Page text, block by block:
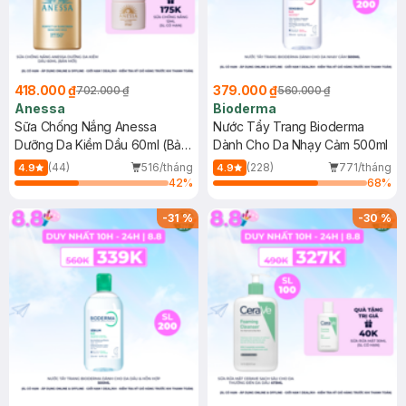
418.000 ₫702.000 ₫
Anessa
Sữa Chống Nắng Anessa
Dưỡng Da Kiềm Dầu 60ml (Bản
Mới)
4.9 (44)
516/tháng
42%
379.000 ₫560.000 ₫
Bioderma
Nước Tẩy Trang Bioderma
Dành Cho Da Nhạy Cảm 500ml
4.9 (228)
771/tháng
68%
-31% -30%